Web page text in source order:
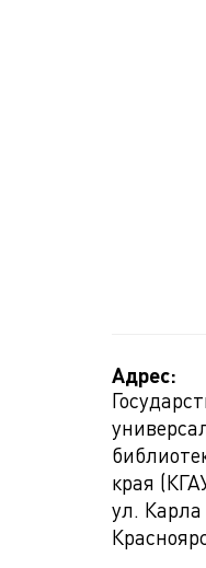
Адрес:
края
ул.